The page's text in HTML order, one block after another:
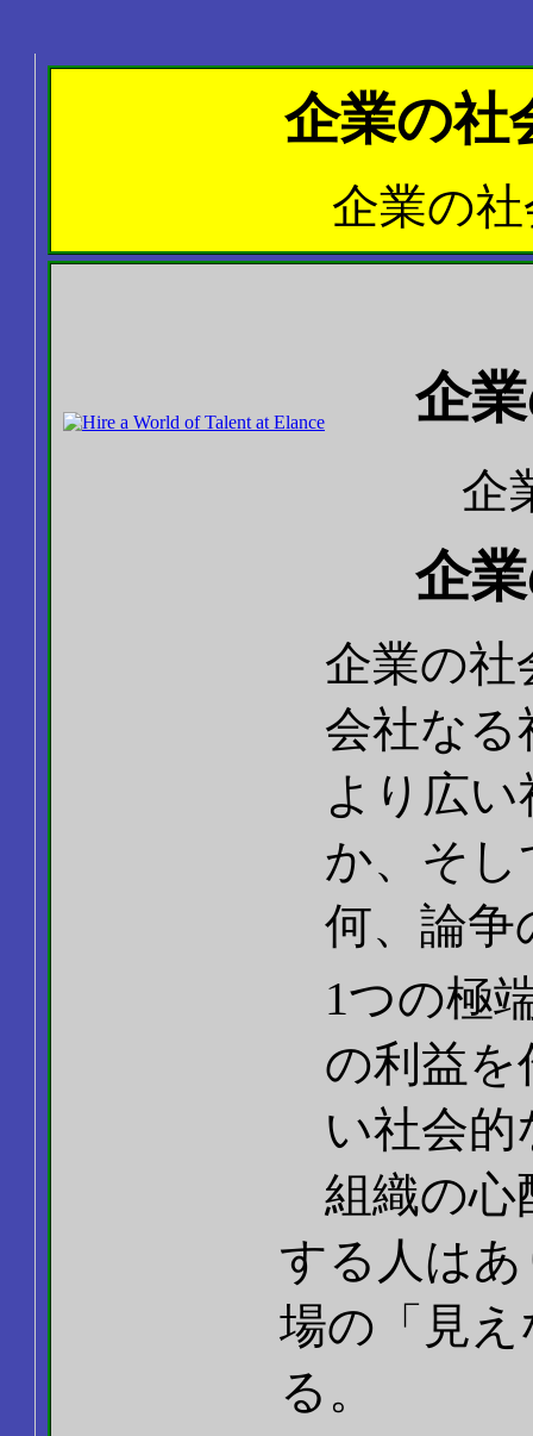
企業の社
企業の
企
企
企
企業の社
会社なる
より広
か、そ
何、論争
1つの極
の利益
い社会
組織の心
する人は
場の「見
る。